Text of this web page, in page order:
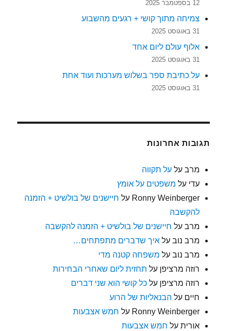
12 בספטמבר 2025
צמיחה מתוך קושי + רגעים מהשבוע
31 באוגוסט 2025
אלוף עולם ליום אחד
31 באוגוסט 2025
על כתיבת ספר בשלוש מערכות ועוד אחת
31 באוגוסט 2025
תגובות אחרונות
מרב עלעל תקווה
עדי על משפטים על אומץ
Ronny Weinberger על חיישנים של בולשיט + הזמנה
להקשבה
מרב על חיישנים של בולשיט + הזמנה להקשבה
מרב נוב עלאיך שדברים מתפתחים…
מרב נוב על משפחה קטנה מדי
רוזה מרציפן על תחזית ליום שאחרי הבחירות
רוזה מרציפן עלכל קושי הוא שני דברים
חיים על הבנאליות של הרוע
Ronny Weinberger על חמש אצבעות
אורית על חמש אצבעות